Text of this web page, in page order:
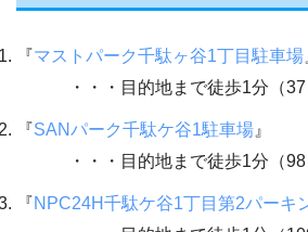
『マストパーク千駄ヶ谷1丁目駐車場
・・・目的地まで徒歩1分（37
『SANパーク千駄ケ谷1駐車場 』
・・・目的地まで徒歩1分（98
『NPC24H千駄ケ谷1丁目第2パーキ